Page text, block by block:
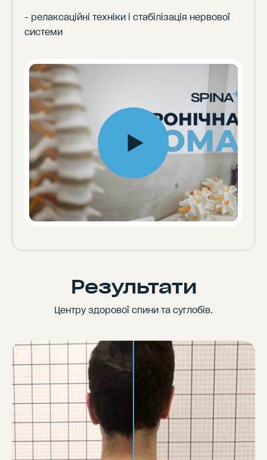
- релаксаційні техніки і стабілізація нервової
системи
Результати
Центру здорової спини та суглобів.